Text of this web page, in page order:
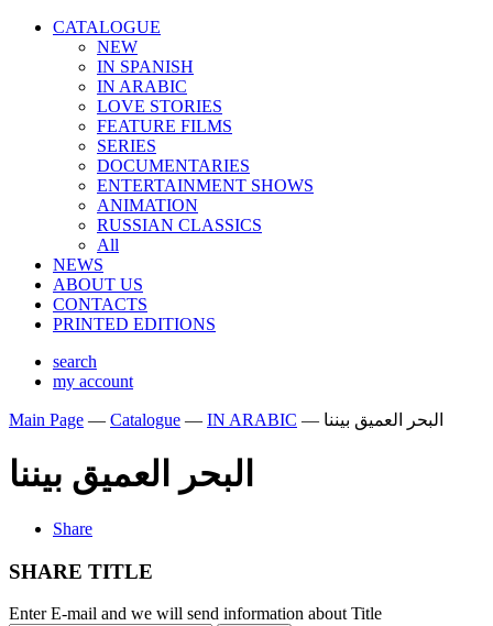
CATALOGUE
NEW
IN SPANISH
IN ARABIС
LOVE STORIES
FEATURE FILMS
SERIES
DOCUMENTARIES
ENTERTAINMENT SHOWS
ANIMATION
RUSSIAN CLASSICS
All
NEWS
ABOUT US
CONTACTS
PRINTED EDITIONS
search
my account
Main Page — Catalogue — IN ARABIС — البحر العميق بيننا
البحر العميق بيننا
Share
SHARE TITLE
Enter E-mail and we will send information about Title